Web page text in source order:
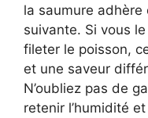
la saumure adhère
suivante. Si vous
fileter le poisson,
et une saveur
N’oubliez pas de
retenir l’humidité